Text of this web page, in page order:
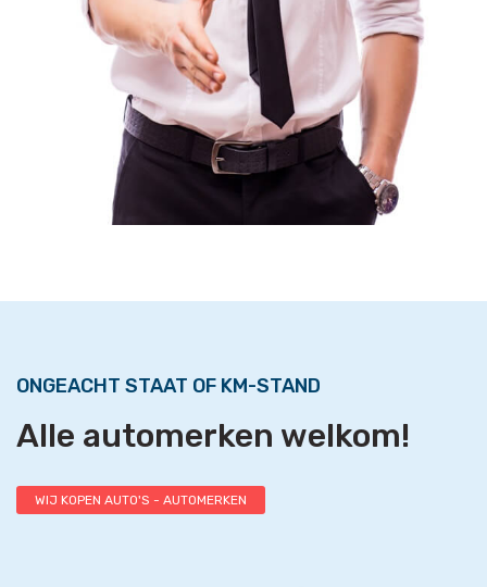
ONGEACHT STAAT OF KM-STAND
Alle automerken welkom!
WIJ KOPEN AUTO'S - AUTOMERKEN